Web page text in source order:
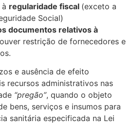
regularidade fiscal (exceto a
Social)
documentos relativos à
restrição de fornecedores e
e ausência de efeito
recursos administrativos nas
“pregão”, quando o objeto
bens, serviços e insumos para
sanitária especificada na Lei